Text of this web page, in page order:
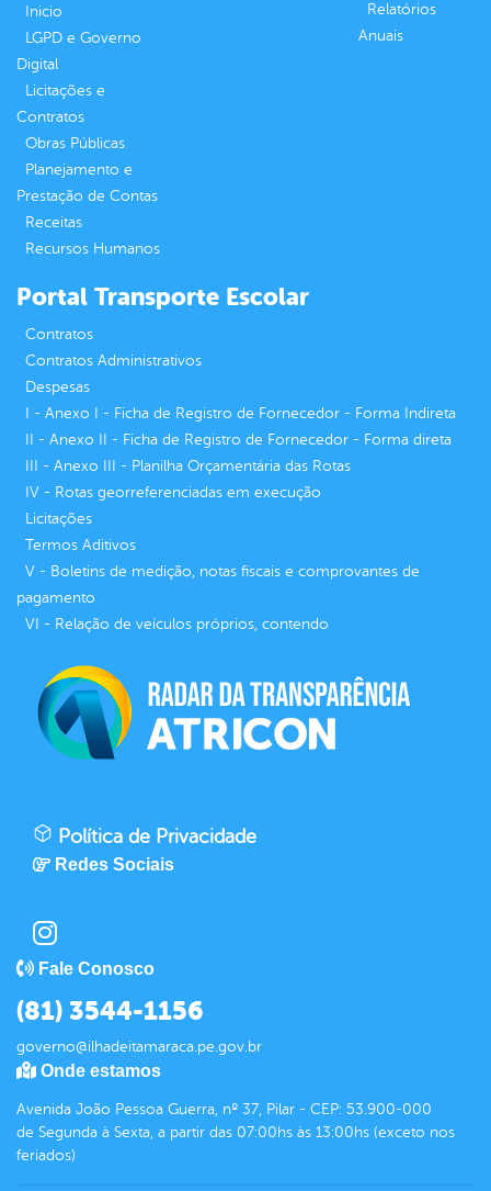
Inicio
LGPD e Governo
Digital
Licitações e
Contratos
Obras Públicas
Planejamento e
Prestação de Contas
Receitas
Recursos Humanos
Relatórios
Anuais
Portal Transporte Escolar
Contratos
Contratos Administrativos
Despesas
I - Anexo I - Ficha de Registro de Fornecedor - Forma Indireta
II - Anexo II - Ficha de Registro de Fornecedor - Forma direta
III - Anexo III - Planilha Orçamentária das Rotas
IV - Rotas georreferenciadas em execução
Licitações
Termos Aditivos
V - Boletins de medição, notas fiscais e comprovantes de
pagamento
VI - Relação de veículos próprios, contendo
Política de Privacidade
Redes Sociais
Fale Conosco
(81) 3544-1156
governo@ilhadeitamaraca.pe.gov.br
Onde estamos
Avenida João Pessoa Guerra, nº 37, Pilar - CEP: 53.900-000
de Segunda à Sexta, a partir das 07:00hs às 13:00hs (exceto nos
feriados)